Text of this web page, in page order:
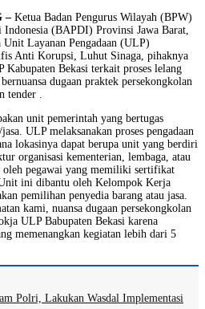
– Ketua Badan Pengurus Wilayah (BPW)
(BAPDI) Provinsi Jawa Barat,
Layanan Pengadaan (ULP)
Anti Korupsi, Luhut Sinaga, pihaknya
Kabupaten Bekasi terkait proses lelang
dugaan praktek persekongkolan
tender .
unit pemerintah yang bertugas
ULP melaksanakan proses pengadaan
lokasinya dapat berupa unit yang berdiri
organisasi kementerian, lembaga, atau
oleh pegawai yang memiliki sertifikat
ini dibantu oleh Kelompok Kerja
pemilihan penyedia barang atau jasa.
kami, nuansa dugaan persekongkolan
ULP Babupaten Bekasi karena
memenangkan kegiatan lebih dari 5
Polri, Lakukan Wasdal Implementasi